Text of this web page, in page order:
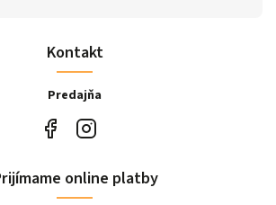
Kontakt
Predajňa
online platby